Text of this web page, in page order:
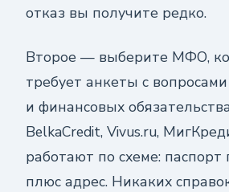
отказ вы получите редко.
Второе — выберите МФО,
требует анкеты с
и финансовых
BelkaCredit, Vivus.ru,
работают по схеме:
плюс адрес. Никаких